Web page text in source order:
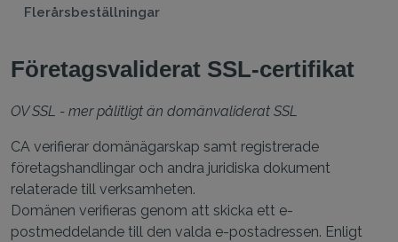
Flerårsbeställningar
Företagsvaliderat SSL-certifikat
OV SSL - mer pålitligt än domänvaliderat SSL
CA verifierar domänägarskap samt registrerade
företagshandlingar och andra juridiska dokument
relaterade till verksamheten.
Domänen verifieras genom att skicka ett e-
postmeddelande till den valda e-postadressen. Enligt